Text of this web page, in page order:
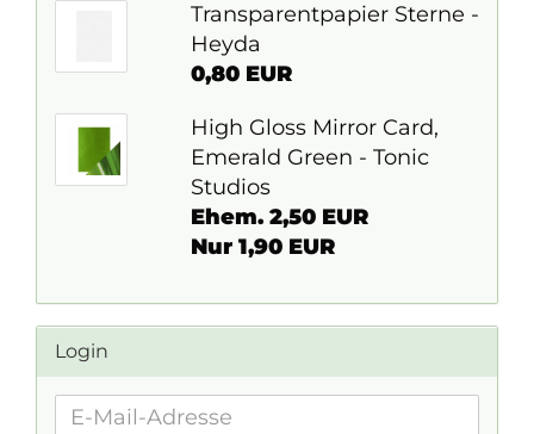
Transparentpapier Sterne -
Heyda
0,80 EUR
High Gloss Mirror Card,
Emerald Green - Tonic
Studios
Ehem. 2,50 EUR
Nur 1,90 EUR
Login
E-